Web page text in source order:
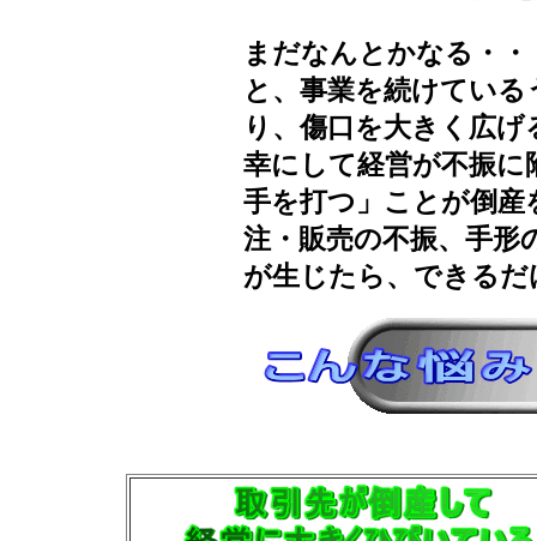
まだなんとかなる・
と、事業を続けてい
り、傷口を大きく広
幸にして経営が不振に
手を打つ」ことが倒
注・販売の不振、手形
が生じたら、できる